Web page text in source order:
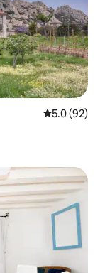
Calificación
5.0 (92)